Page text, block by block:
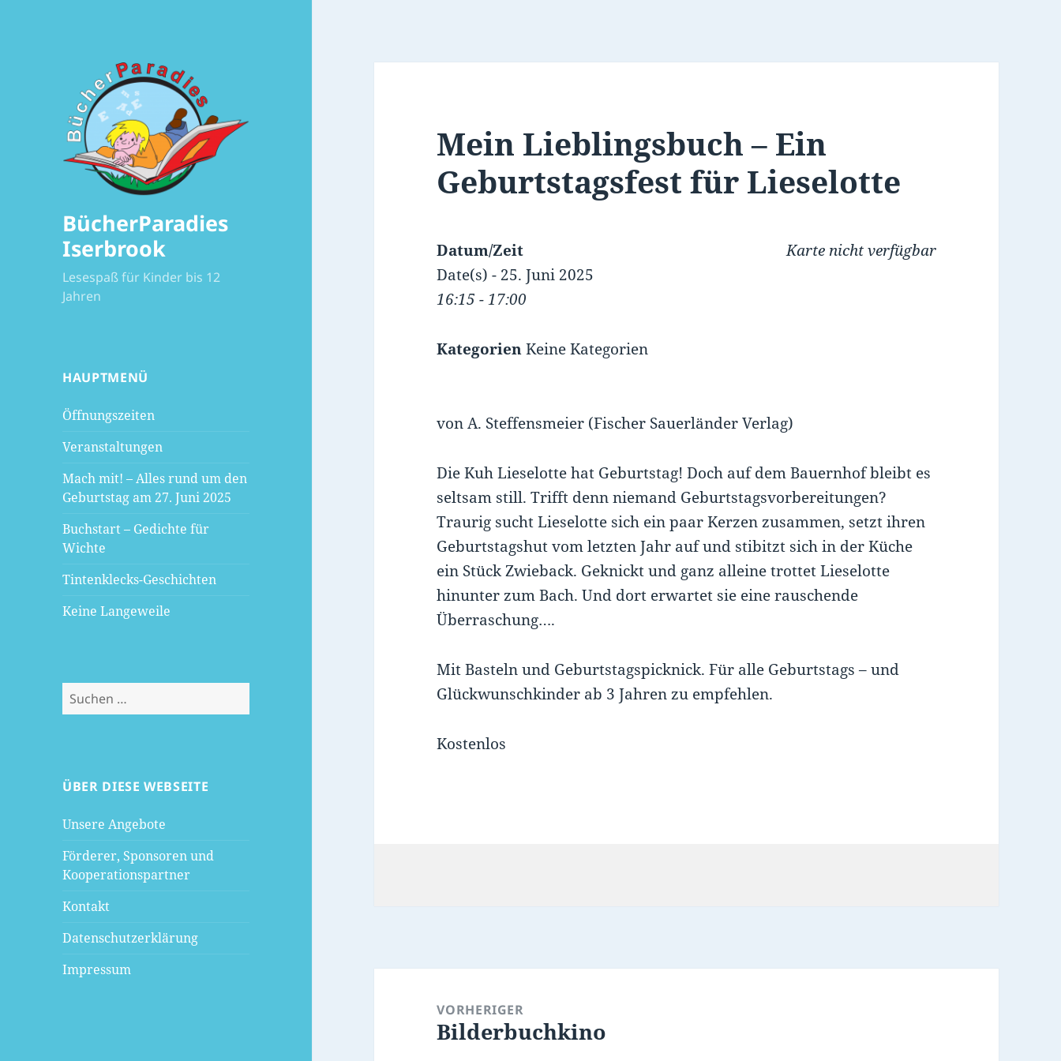
BücherParadies
Iserbrook
Lesespaß für Kinder bis 12
Jahren
HAUPTMENÜ
Öffnungszeiten
Veranstaltungen
Mach mit! – Alles rund um den
Geburtstag am 27. Juni 2025
Buchstart – Gedichte für
Wichte
Tintenklecks-Geschichten
Keine Langeweile
Suchen
nach:
ÜBER DIESE WEBSEITE
Unsere Angebote
Förderer, Sponsoren und
Kooperationspartner
Kontakt
Datenschutzerklärung
Impressum
Mein Lieblingsbuch – Ein
Geburtstagsfest für Lieselotte
Karte nicht verfügbar
Datum/Zeit
Date(s) - 25. Juni 2025
16:15 - 17:00
KategorienKeine Kategorien
von A. Steffensmeier (Fischer Sauerländer Verlag)
Die Kuh Lieselotte hat Geburtstag! Doch auf dem Bauernhof bleibt es
seltsam still. Trifft denn niemand Geburtstagsvorbereitungen?
Traurig sucht Lieselotte sich ein paar Kerzen zusammen, setzt ihren
Geburtstagshut vom letzten Jahr auf und stibitzt sich in der Küche
ein Stück Zwieback. Geknickt und ganz alleine trottet Lieselotte
hinunter zum Bach. Und dort erwartet sie eine rauschende
Überraschung….
Mit Basteln und Geburtstagspicknick. Für alle Geburtstags – und
Glückwunschkinder ab 3 Jahren zu empfehlen.
Kostenlos
VORHERIGER
Vorheriger
Bilderbuchkino